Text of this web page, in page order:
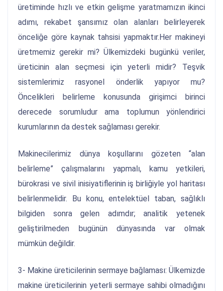
üretiminde hızlı ve etkin gelişme yaratmamızın ikinci
adımı, rekabet şansımız olan alanları belirleyerek
önceliğe göre kaynak tahsisi yapmaktır.Her makineyi
üretmemiz gerekir mi? Ülkemizdeki bugünkü veriler,
üreticinin alan seçmesi için yeterli midir? Teşvik
sistemlerimiz rasyonel önderlik yapıyor mu?
Öncelikleri belirleme konusunda girişimci birinci
derecede sorumludur ama toplumun yönlendirici
kurumlarının da destek sağlaması gerekir.
Makinecilerimiz dünya koşullarını gözeten “alan
belirleme” çalışmalarını yapmalı, kamu yetkileri,
bürokrasi ve sivil inisiyatiflerinin iş birliğiyle yol haritası
belirlenmelidir. Bu konu, entelektüel taban, sağlıklı
bilgiden sonra gelen adımdır; analitik yetenek
geliştirilmeden bugünün dünyasında var olmak
mümkün değildir.
3- Makine üreticilerinin sermaye bağlaması: Ülkemizde
makine üreticilerinin yeterli sermaye sahibi olmadığını